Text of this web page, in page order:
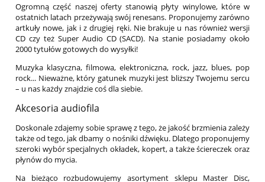
Ogromną część naszej oferty stanowią płyty winylowe, które w
ostatnich latach przeżywają swój renesans. Proponujemy zarówno
artkuły nowe, jak i z drugiej ręki. Nie brakuje u nas również wersji
CD czy też Super Audio CD (SACD). Na stanie posiadamy około
2000 tytułów gotowych do wysyłki!
Muzyka klasyczna, filmowa, elektroniczna, rock, jazz, blues, pop
rock... Nieważne, który gatunek muzyki jest bliższy Twojemu sercu
– u nas każdy znajdzie coś dla siebie.
Akcesoria audiofila
Doskonale zdajemy sobie sprawę z tego, że jakość brzmienia zależy
także od tego, jak dbamy o nośniki dźwięku. Dlatego proponujemy
szeroki wybór specjalnych okładek, kopert, a także ściereczek oraz
płynów do mycia.
Na bieżąco rozbudowujemy asortyment sklepu Master Disc,